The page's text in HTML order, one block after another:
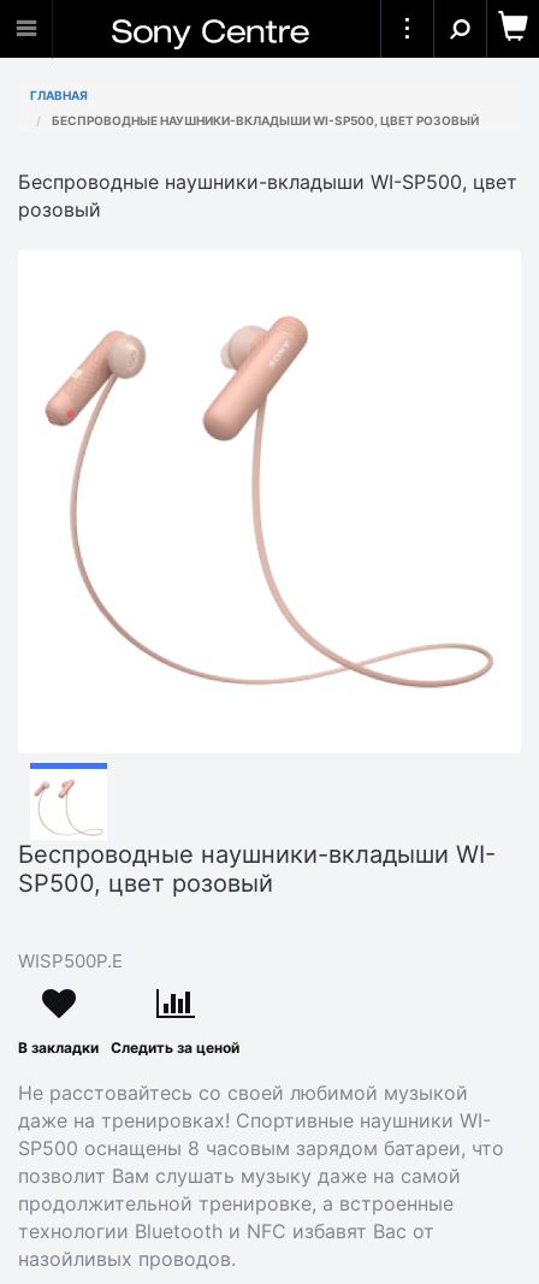
ГЛАВНАЯ
БЕСПРОВОДНЫЕ НАУШНИКИ-ВКЛАДЫШИ WI-SP500, ЦВЕТ РОЗОВЫЙ
Беспроводные наушники-вкладыши WI-SP500, цвет
розовый
Беспроводные наушники-вкладыши WI-
SP500, цвет розовый
WISP500P.E
В закладки Следить за ценой
Не расстовайтесь со своей любимой музыкой
даже на тренировках! Спортивные наушники WI-
SP500 оснащены 8 часовым зарядом батареи, что
позволит Вам слушать музыку даже на самой
продолжительной тренировке, а встроенные
технологии Bluetooth и NFC избавят Вас от
назойливых проводов.